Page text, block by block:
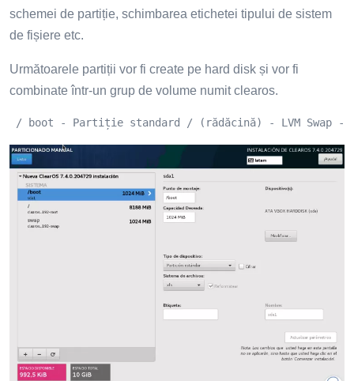
schemei de partiție, schimbarea etichetei tipului de sistem
de fișiere etc.
Următoarele partiții vor fi create pe hard disk și vor fi
combinate într-un grup de volume numit clearos.
/ boot - Partiție standard / (rădăcină) - LVM Swap -